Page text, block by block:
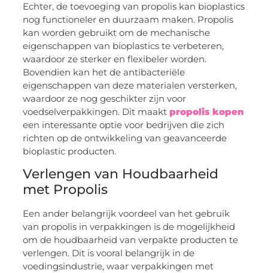
Echter, de toevoeging van propolis kan bioplastics
nog functioneler en duurzaam maken. Propolis
kan worden gebruikt om de mechanische
eigenschappen van bioplastics te verbeteren,
waardoor ze sterker en flexibeler worden.
Bovendien kan het de antibacteriële
eigenschappen van deze materialen versterken,
waardoor ze nog geschikter zijn voor
voedselverpakkingen. Dit maaktpropolis kopen
een interessante optie voor bedrijven die zich
richten op de ontwikkeling van geavanceerde
bioplastic producten.
Verlengen van Houdbaarheid
met Propolis
Een ander belangrijk voordeel van het gebruik
van propolis in verpakkingen is de mogelijkheid
om de houdbaarheid van verpakte producten te
verlengen. Dit is vooral belangrijk in de
voedingsindustrie, waar verpakkingen met